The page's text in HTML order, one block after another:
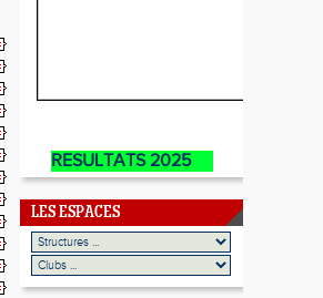
RESULTATS 2025
LES ESPACES